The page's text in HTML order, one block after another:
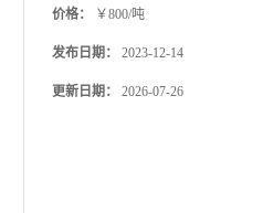
价格： ￥800/吨
发布日期： 2023-12-14
更新日期： 2026-07-26